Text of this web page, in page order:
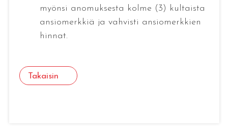
myönsi anomuksesta kolme (3) kultaista
ansiomerkkiä ja vahvisti ansiomerkkien
hinnat.
Takaisin